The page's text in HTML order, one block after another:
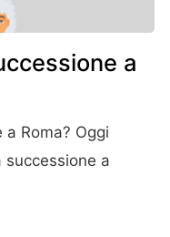
a
Roma? Oggi
a